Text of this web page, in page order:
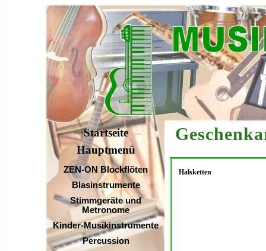
Startseite
Hauptmenü
ZEN-ON Blockflöten
Blasinstrumente
Stimmgeräte und
Metronome
Kinder-Musikinstrumente
Percussion
Halsketten